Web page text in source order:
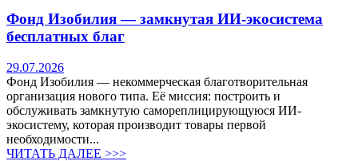
Фонд Изобилия — замкнутая ИИ-экосистема
бесплатных благ
29.07.2026
Фонд Изобилия — некоммерческая благотворительная
организация нового типа. Её миссия: построить и
обслуживать замкнутую самореплицирующуюся ИИ-
экосистему, которая производит товары первой
необходимости...
ЧИТАТЬ ДАЛЕЕ >>>